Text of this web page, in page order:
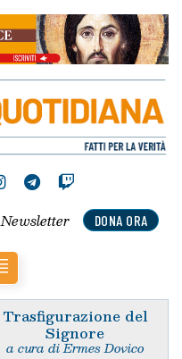
DONA ORA
Newsletter
Trasfigurazione del
Signore
a cura di Ermes Dovico